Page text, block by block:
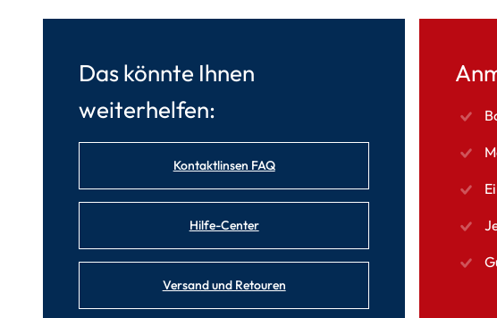
Das könnte Ihnen
weiterhelfen:
Kontaktlinsen FAQ
Hilfe-Center
Versand und Retouren